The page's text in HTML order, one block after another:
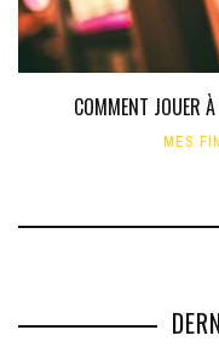
COMMENT JOUER
MES